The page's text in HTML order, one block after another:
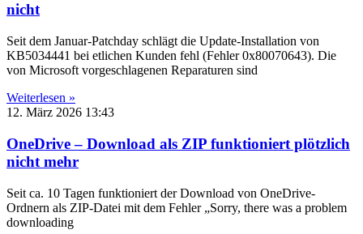
nicht
Seit dem Januar-Patchday schlägt die Update-Installation von
KB5034441 bei etlichen Kunden fehl (Fehler 0x80070643). Die
von Microsoft vorgeschlagenen Reparaturen sind
Weiterlesen »
12. März 2026 13:43
OneDrive – Download als ZIP funktioniert plötzlich
nicht mehr
Seit ca. 10 Tagen funktioniert der Download von OneDrive-
Ordnern als ZIP-Datei mit dem Fehler „Sorry, there was a problem
downloading